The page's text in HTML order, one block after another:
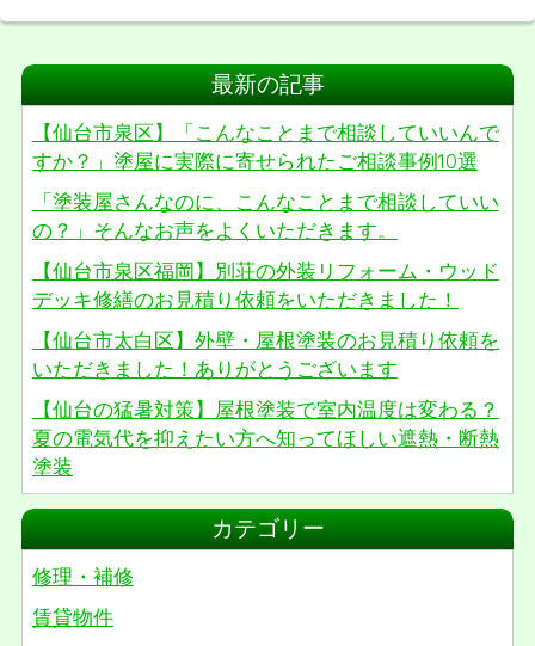
最新の記事
【仙台市泉区】「こんなことまで相談していいんで
すか？」塗屋に実際に寄せられたご相談事例10選
「塗装屋さんなのに、こんなことまで相談していい
の？」そんなお声をよくいただきます。
【仙台市泉区福岡】別荘の外装リフォーム・ウッド
デッキ修繕のお見積り依頼をいただきました！
【仙台市太白区】外壁・屋根塗装のお見積り依頼を
いただきました！ありがとうございます
【仙台の猛暑対策】屋根塗装で室内温度は変わる？
夏の電気代を抑えたい方へ知ってほしい遮熱・断熱
塗装
カテゴリー
修理・補修
賃貸物件